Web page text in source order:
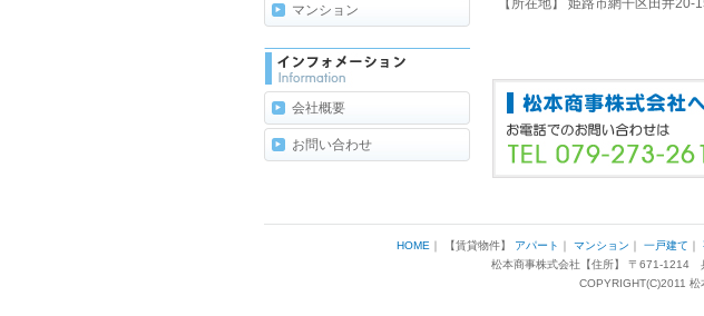
マンション
会社概要
お問い合わせ
【所在地】 姫路市網干区田井20-
HOME ｜ 【賃貸物件】 アパート ｜ マンション ｜ 一戸建て ｜
松本商事株式会社【住所】 〒671-1214
COPYRIGHT(C)2011